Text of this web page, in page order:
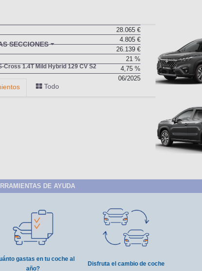
SECCIONES
Cross 1.4T Mild Hybrid 129 CV S2
28.065 €
4.805 €
26.139 €
21 %
4,75 %
DE AYUDA
gastas en tu coche al